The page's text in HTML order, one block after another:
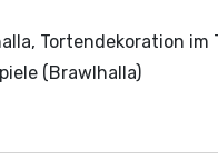
Tortendekoration im
(Brawlhalla)